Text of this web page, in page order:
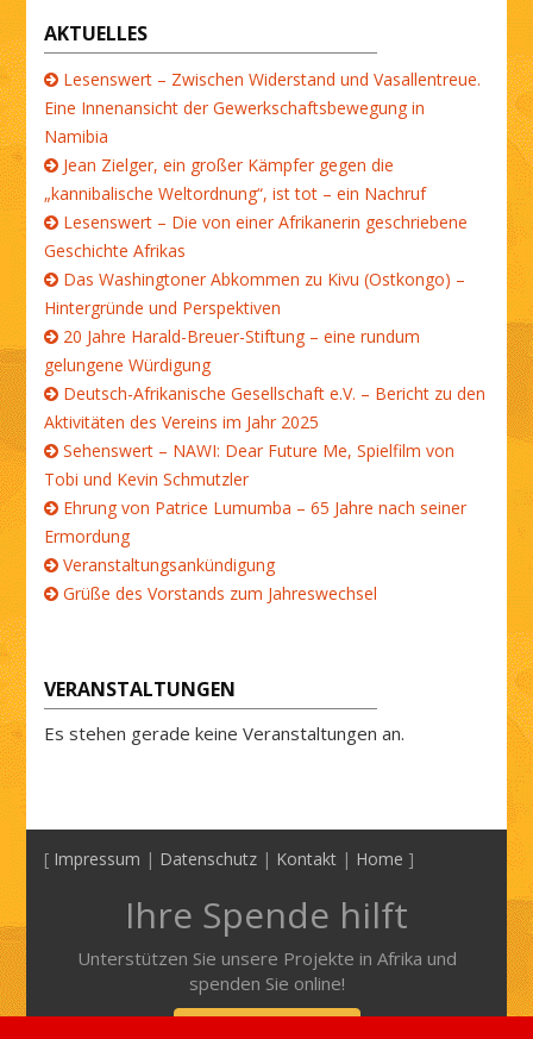
AKTUELLES
Lesenswert – Zwischen Widerstand und Vasallentreue.
Eine Innenansicht der Gewerkschaftsbewegung in
Namibia
Jean Zielger, ein großer Kämpfer gegen die
„kannibalische Weltordnung“, ist tot – ein Nachruf
Lesenswert – Die von einer Afrikanerin geschriebene
Geschichte Afrikas
Das Washingtoner Abkommen zu Kivu (Ostkongo) –
Hintergründe und Perspektiven
20 Jahre Harald-Breuer-Stiftung – eine rundum
gelungene Würdigung
Deutsch-Afrikanische Gesellschaft e.V. – Bericht zu den
Aktivitäten des Vereins im Jahr 2025
Sehenswert – NAWI: Dear Future Me, Spielfilm von
Tobi und Kevin Schmutzler
Ehrung von Patrice Lumumba – 65 Jahre nach seiner
Ermordung
Veranstaltungsankündigung
Grüße des Vorstands zum Jahreswechsel
VERANSTALTUNGEN
Es stehen gerade keine Veranstaltungen an.
[ Impressum | Datenschutz | Kontakt | Home ]
Ihre Spende hilft
Unterstützen Sie unsere Projekte in Afrika und
spenden Sie online!